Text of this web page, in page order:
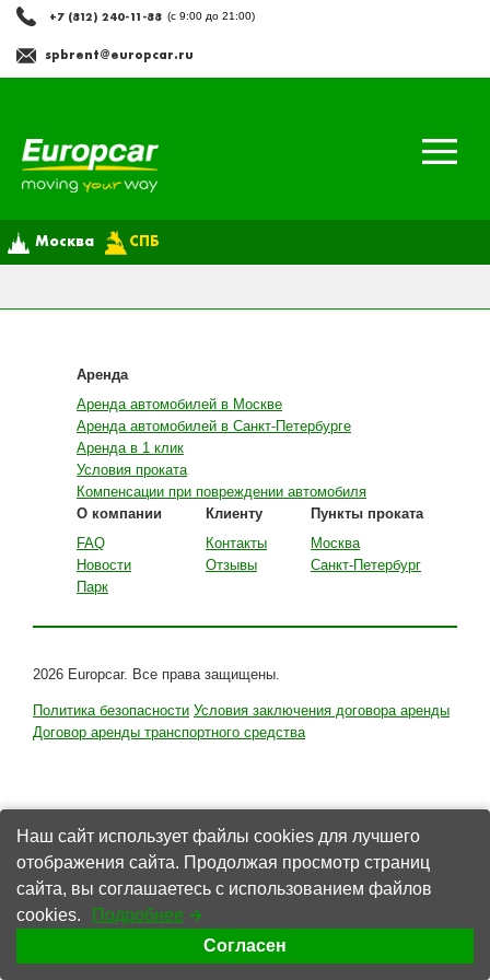
+7 (812) 240-11-88 (с 9:00 до 21:00)
spbrent@europcar.ru
Москва СПБ
Аренда
Аренда автомобилей в Москве
Аренда автомобилей в Санкт-Петербурге
Аренда в 1 клик
Условия проката
Компенсации при повреждении автомобиля
О компании
FAQ
Новости
Парк
Клиенту
Контакты
Отзывы
Пункты проката
Москва
Санкт-Петербург
2026 Europcar. Все права защищены.
Политика безопасности Условия заключения договора аренды
Договор аренды транспортного средства
Наш сайт использует файлы cookies для лучшего
отображения сайта. Продолжая просмотр страниц
сайта, вы соглашаетесь с использованием файлов
cookies.
Подробнее
Согласен